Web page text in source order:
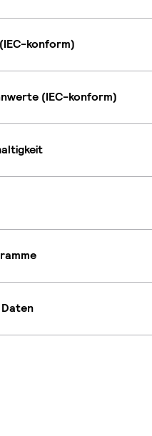
konform)
(IEC-konform)